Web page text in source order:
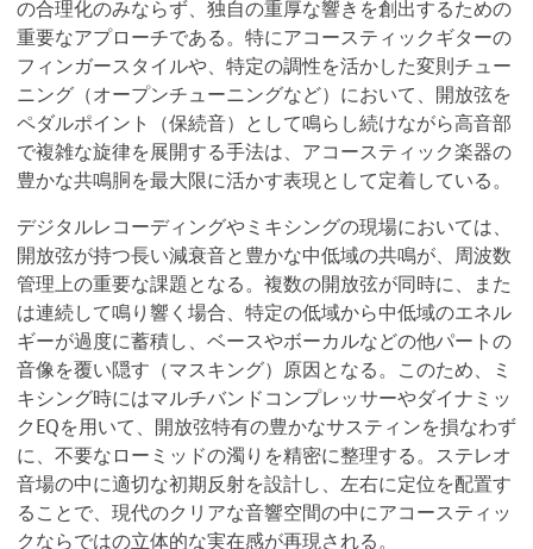
の合理化のみならず、独自の重厚な響きを創出するための
重要なアプローチである。特にアコースティックギターの
フィンガースタイルや、特定の調性を活かした変則チュー
ニング（オープンチューニングなど）において、開放弦を
ペダルポイント（保続音）として鳴らし続けながら高音部
で複雑な旋律を展開する手法は、アコースティック楽器の
豊かな共鳴胴を最大限に活かす表現として定着している。
デジタルレコーディングやミキシングの現場においては、
開放弦が持つ長い減衰音と豊かな中低域の共鳴が、周波数
管理上の重要な課題となる。複数の開放弦が同時に、また
は連続して鳴り響く場合、特定の低域から中低域のエネル
ギーが過度に蓄積し、ベースやボーカルなどの他パートの
音像を覆い隠す（マスキング）原因となる。このため、ミ
キシング時にはマルチバンドコンプレッサーやダイナミッ
クEQを用いて、開放弦特有の豊かなサスティンを損なわず
に、不要なローミッドの濁りを精密に整理する。ステレオ
音場の中に適切な初期反射を設計し、左右に定位を配置す
ることで、現代のクリアな音響空間の中にアコースティッ
クならではの立体的な実在感が再現される。